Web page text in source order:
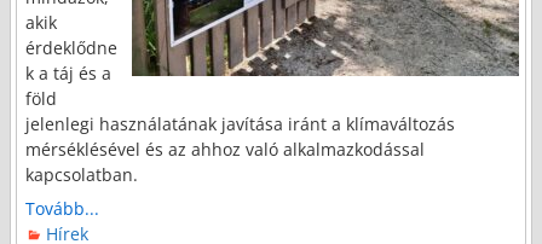
akik
érdeklődne
k a táj és a
föld
jelenlegi használatának javítása iránt a klímaváltozás
mérséklésével és az ahhoz való alkalmazkodással
kapcsolatban.
Tovább...
Hírek